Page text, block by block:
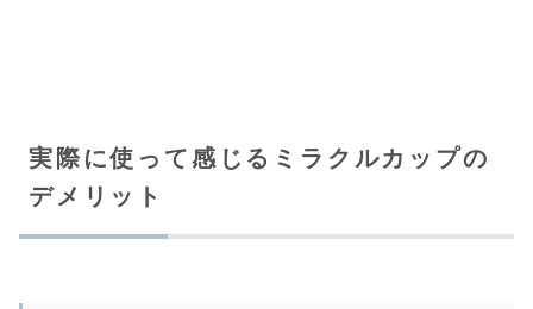
実際に使って感じるミラクルカップの
デメリット